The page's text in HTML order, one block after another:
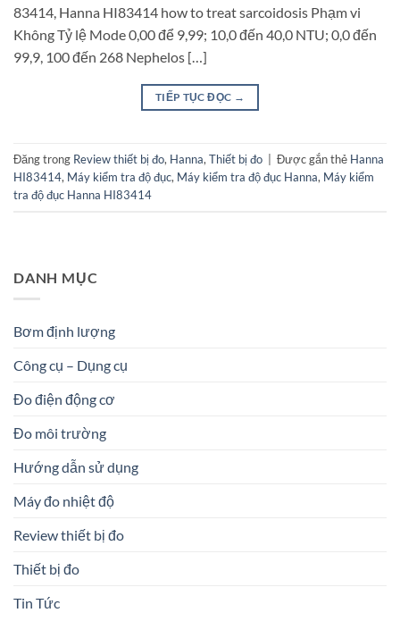
83414, Hanna HI83414 how to treat sarcoidosis Phạm vi
Không Tỷ lệ Mode 0,00 để 9,99; 10,0 đến 40,0 NTU; 0,0 đến
99,9, 100 đến 268 Nephelos […]
TIẾP TỤC ĐỌC →
Đăng trong Review thiết bị đo, Hanna, Thiết bị đo Được gắn thẻ Hanna
HI83414, Máy kiểm tra độ đục, Máy kiểm tra độ đục Hanna, Máy kiểm
tra độ đục Hanna HI83414
DANH MỤC
Bơm định lượng
Công cụ – Dụng cụ
Đo điện động cơ
Đo môi trường
Hướng dẫn sử dụng
Máy đo nhiệt độ
Review thiết bị đo
Thiết bị đo
Tin Tức